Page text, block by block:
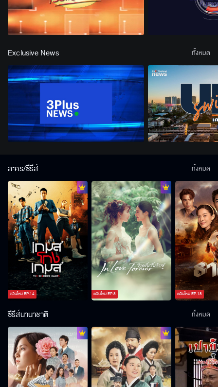
Exclusive News ทั้งหมด
ละคร/ซีรีส์
ตอนใหม่EP.14 ตอนใหม่EP.8 ตอนใหม่EP.18
ทั้งหมด
ซีรีส์นานาชาติ ทั้งหมด